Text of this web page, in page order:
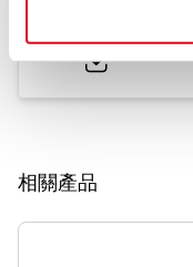
相關產品